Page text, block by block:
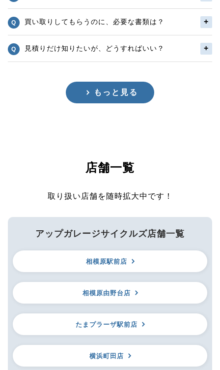
買い取りしてもらうのに、必要な書類は？
見積りだけ知りたいが、どうすればいい？
もっと見る
店舗一覧
取り扱い店舗を随時拡大中です！
アップガレージサイクルズ店舗一覧
相模原駅前店
相模原由野台店
たまプラーザ駅前店
横浜町田店